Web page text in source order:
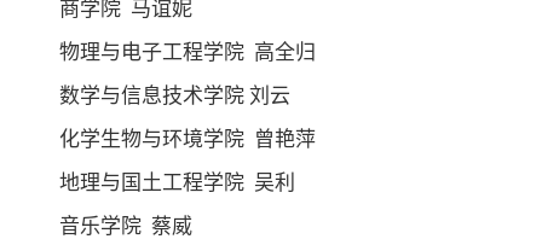
商学院 马谊妮
物理与电子工程学院 高全归
数学与信息技术学院 刘云
化学生物与环境学院 曾艳萍
地理与国土工程学院 吴利
音乐学院 蔡威